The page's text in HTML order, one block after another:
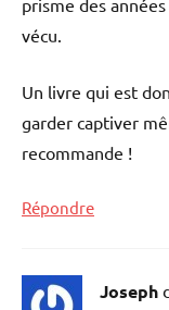
vécu.
Un livre qui est
garder captiver
recommande !
Répondre
Joseph